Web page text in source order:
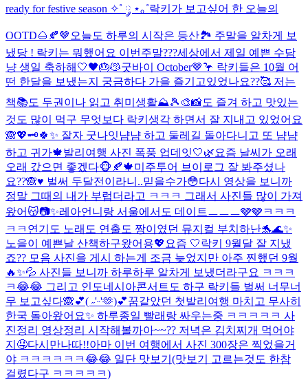
ready for festive season ✧˚ ༘ ⋆｡˚락키가 보고싶어 한 오늘의
OOTD🌰🍂🤎 오늘도 하루의 시작은 등산🏞️ 주말을 알차게 보
냈당 ! 락키는 뭐했어요 이번주말???세상에서 제일 예쁜 수담
냥 생일 축하해🤍🖤🎂😽굿바이 October🤎🦩 락키들은 10월 어
떤 한달을 보냈는지 궁금하다 가을 즐기고있었나요??🥰 저는
책📚도 두권이나 읽고 취미생활⛰️🎾🎨📸도 즐겨 하고 맛있는
것도 많이 먹구 무엇보다 락키생각 하면서 잘 지내고 있었어요
🙈💖🗝️🍀✨ 잘자 굿나잇냠냠 하고 둘레길 돌아다니고 또 냠냠
하고 귀가🍁발리여행 사진 폭풍 업데잇🤍🌿요즘 날씨가 오래
오래 갔으면 좋겠다🐵🍂🍁미주투어 브이로그 잘 봐주셨나
요??🙈♥️ 벌써 두달전이라니..믿을수가😳다시 영상을 보니까
정말 그때의 내가 부럽더라고 ㅋㅋㅋ 그래서 사진들 많이 가져
왔어😽📷✨레아언니랑 서울에서도 데이트ㅡㅡㅡ🩶🩶ㅋㅋㅋ
ㅋㅋ 연기도 노래도 연출도 짱이였던 뮤지컬 부치하난🐬🌊✨
노을이 예쁜날 산책하구왔어용💖 요즘 🤍락키 9월달 잘 지냈
죠?? 모음 사진을 게시 하는게 조금 늦었지만 아주 찐했던 9월
🔥✨💦 사진들 보니까 하루하루 알차게 보냈더라구요 ㅋㅋㅋ
ㅋ😂😂 그리고 인도네시아콘서트도 하구 락키들 벌써 너무너
무 보고싶다🙈💕( ˶'ᵕ'🫶)💕꿈같았던 첫발리여행 마치고 무사히
한국 돌아왔어요✨ 하루종일 빨래랑 싸우는중 ㅋㅋㅋㅋㅋ 사
진정리 영상정리 시작해볼까아~~?? 저녁은 김치찌개 먹어야
지🤤다시만나따!!아마 이번 여행에서 사진 300장은 찍었을거
야 ㅋㅋㅋㅋㅋㅋ😂😂 일단 맛보기(맛보기 고르는것도 한참
걸렸다구 ㅋㅋㅋㅋㅋ)